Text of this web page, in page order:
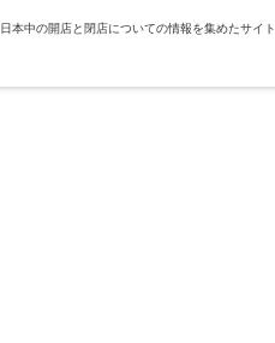
日本中の開店と閉店についての情報を集めたサイト